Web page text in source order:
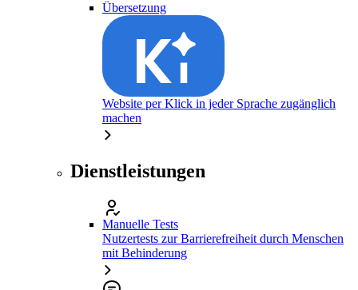
Übersetzung
Website per Klick in jeder Sprache zugänglich
machen
Dienstleistungen
Manuelle Tests
Nutzertests zur Barrierefreiheit durch Menschen
mit Behinderung